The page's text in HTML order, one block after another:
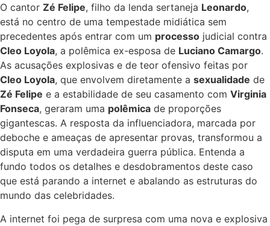
O cantor Zé Felipe, filho da lenda sertaneja Leonardo,
está no centro de uma tempestade midiática sem
precedentes após entrar com um processo judicial contra
Cleo Loyola, a polêmica ex-esposa de Luciano Camargo.
As acusações explosivas e de teor ofensivo feitas por
Cleo Loyola, que envolvem diretamente a sexualidade de
Zé Felipe e a estabilidade de seu casamento com Virginia
Fonseca, geraram uma polêmica de proporções
gigantescas. A resposta da influenciadora, marcada por
deboche e ameaças de apresentar provas, transformou a
disputa em uma verdadeira guerra pública. Entenda a
fundo todos os detalhes e desdobramentos deste caso
que está parando a internet e abalando as estruturas do
mundo das celebridades.
A internet foi pega de surpresa com uma nova e explosiva